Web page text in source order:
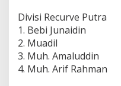
a
U
Divisi Recurve Putra
1. Bebi Junaidin
2. Muadil
3. Muh. Amaluddin
4. Muh. Arif Rahman